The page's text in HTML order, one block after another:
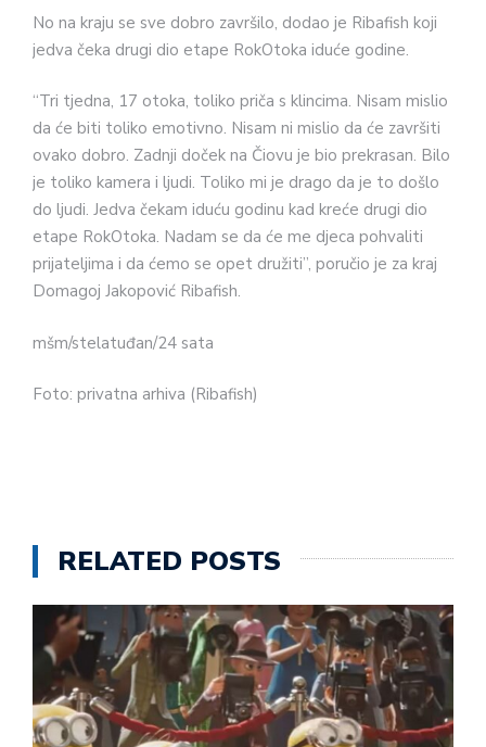
No na kraju se sve dobro završilo, dodao je Ribafish koji
jedva čeka drugi dio etape RokOtoka iduće godine.
“Tri tjedna, 17 otoka, toliko priča s klincima. Nisam mislio
da će biti toliko emotivno. Nisam ni mislio da će završiti
ovako dobro. Zadnji doček na Čiovu je bio prekrasan. Bilo
je toliko kamera i ljudi. Toliko mi je drago da je to došlo
do ljudi. Jedva čekam iduću godinu kad kreće drugi dio
etape RokOtoka. Nadam se da će me djeca pohvaliti
prijateljima i da ćemo se opet družiti”, poručio je za kraj
Domagoj Jakopović Ribafish.
mšm/stelatuđan/24 sata
Foto: privatna arhiva (Ribafish)
RELATED POSTS